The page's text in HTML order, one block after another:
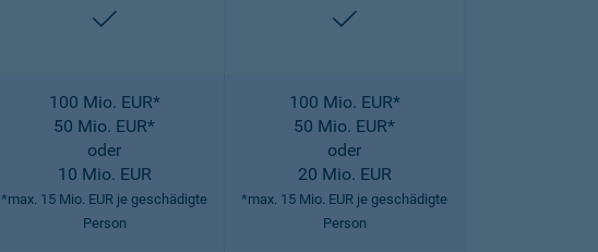
enthalten enthalten
100 Mio. EUR*
50 Mio. EUR*
oder
10 Mio. EUR
*max. 15 Mio. EUR je geschädigte
Person
100 Mio. EUR*
50 Mio. EUR*
oder
20 Mio. EUR
*max. 15 Mio. EUR je geschädigte
Person